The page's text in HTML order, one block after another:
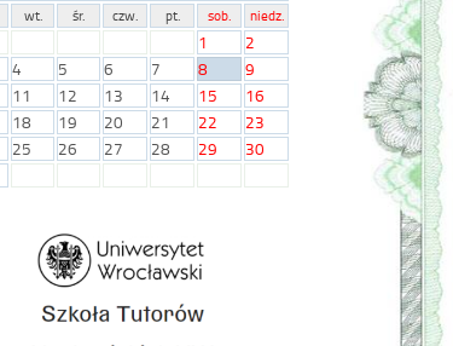
wt. śr. czw. pt. sob. niedz.
1
2
4 5 6 7 8
9
11 12 13 14 15
16
18 19 20 21 22
23
25 26 27 28 29
30